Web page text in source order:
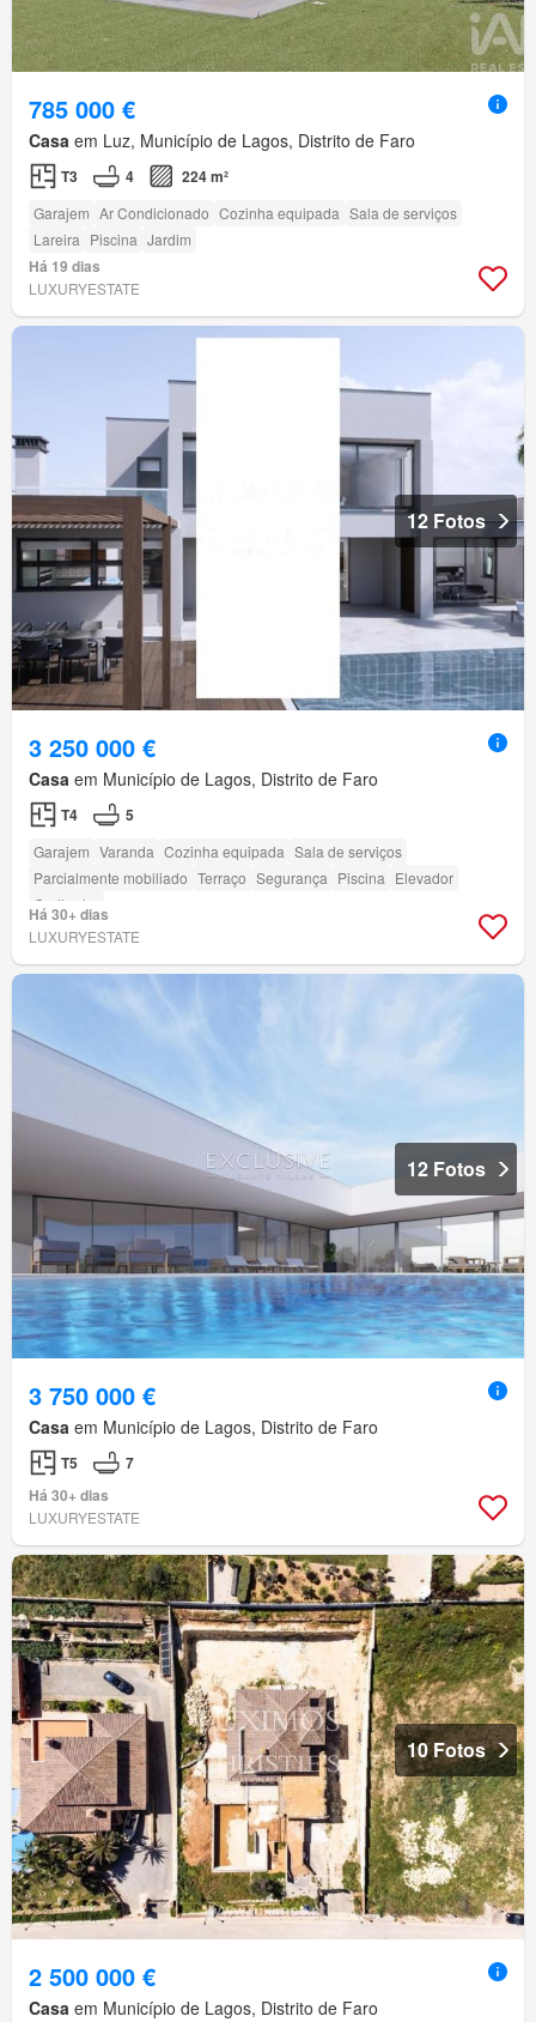
785 000 €
Casa em Luz, Município de Lagos, Distrito de Faro
T3 4 224 m²
Garajem Ar Condicionado Cozinha equipada Sala de serviços
Lareira Piscina Jardim
Há 19 dias
LUXURYESTATE
12 Fotos
3 250 000 €
Casa em Município de Lagos, Distrito de Faro
T4 5
Garajem Varanda Cozinha equipada Sala de serviços
Parcialmente mobiliado Terraço Segurança Piscina Elevador
Grelhador
Há 30+ dias
LUXURYESTATE
12 Fotos
3 750 000 €
Casa em Município de Lagos, Distrito de Faro
T5
7
Há 30+ dias
LUXURYESTATE
10 Fotos
2 500 000 €
Casa em Município de Lagos, Distrito de Faro